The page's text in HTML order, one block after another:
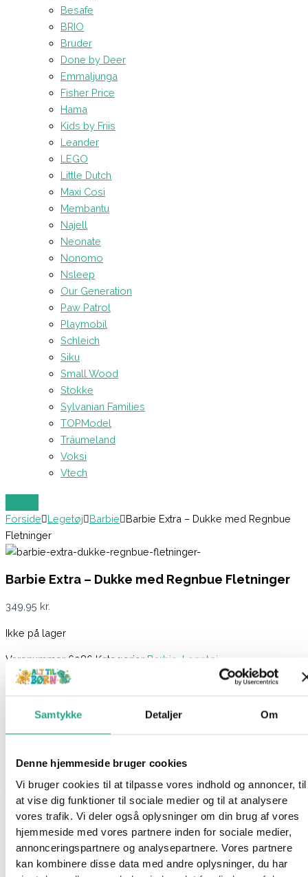
Samtykke Detaljer Om
Denne hjemmeside bruger cookies
Vi bruger cookies til at tilpasse vores indhold og annoncer, til
at vise dig funktioner til sociale medier og til at analysere
vores trafik. Vi deler også oplysninger om din brug af vores
hjemmeside med vores partnere inden for sociale medier,
annonceringspartnere og analysepartnere. Vores partnere
kan kombinere disse data med andre oplysninger, du har
Besafe
BRIO
Bruder
Done by Deer
Emmaljunga
Fisher Price
Hama
Kids by Friis
Leander
LEGO
Little Dutch
Maxi Cosi
Membantu
Najell
Neonate
Nonomo
Nsleep
Our Generation
Paw Patrol
Playmobil
Schleich
Siku
Small Wood
Stokke
Sylvanian Families
TOPModel
Träumeland
Voksi
Vtech
Forside Legetøj Barbie
Barbie Extra – Dukke med Regnbue
Fletninger
Barbie Extra – Dukke med Regnbue Fletninger
349,95 kr.
Ikke på lager
Varenummer 6986 Kategorier Barbie Legetøj
Beskrivelse
farvestrålende ligesom hendes personlighed. Hun er iført en
hvid top med tekst på, et par cowboyshorts og en super sej
hvid jakke med flammer og lange frynser på ærmerne. Til at
sætte prikken over i’et på hendes outfit har hun et par
neongrønne strømper i hendes gule sko.